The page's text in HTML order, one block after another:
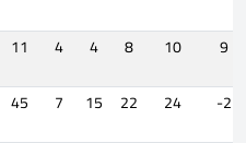
11 4 4 8 10
9
45 7 15 22 24
-2